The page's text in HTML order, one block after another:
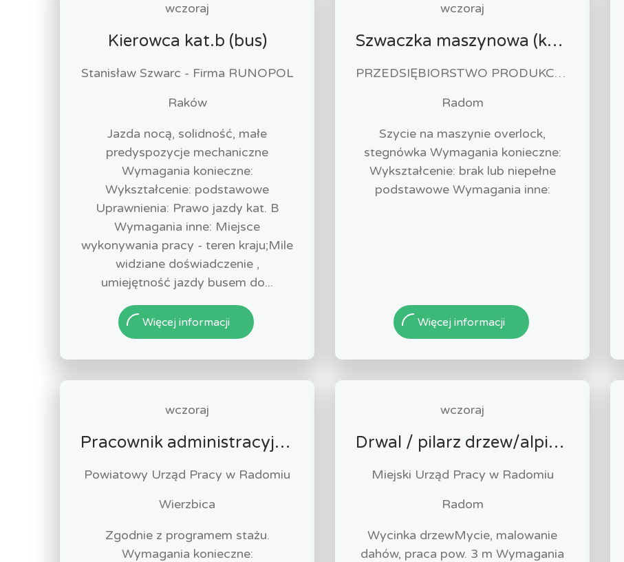
wczoraj
Kierowca kat.b (bus)
Stanisław Szwarc - Firma RUNOPOL
Raków
Jazda nocą, solidność, małe
predyspozycje mechaniczne
Wymagania konieczne:
Wykształcenie: podstawowe
Uprawnienia: Prawo jazdy kat. B
Wymagania inne: Miejsce
wykonywania pracy - teren kraju;Mile
widziane doświadczenie ,
umiejętność jazdy busem do...
Więcej informacji
wczoraj
Szwaczka maszynowa (k/m)
PRZEDSIĘBIORSTWO PRODUKCYJNO HANDLOWO USŁUGOWE "ZUZIA" Paweł Biliński
Radom
Szycie na maszynie overlock,
stegnówka Wymagania konieczne:
Wykształcenie: brak lub niepełne
podstawowe Wymagania inne:
Więcej informacji
wczoraj
Pracownik administracyjny (k/m)
Powiatowy Urząd Pracy w Radomiu
Wierzbica
Zgodnie z programem stażu.
Wymagania konieczne:
wczoraj
Drwal / pilarz drzew/alpinista (k/m)
Miejski Urząd Pracy w Radomiu
Radom
Wycinka drzewMycie, malowanie
dahów, praca pow. 3 m Wymagania